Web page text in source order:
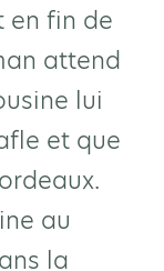
en fin de
attend
lui
et que
au
la